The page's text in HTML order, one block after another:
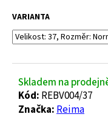
VARIANTA
Skladem na
Kód: REBV004/37
Značka:Reima
D
p
o